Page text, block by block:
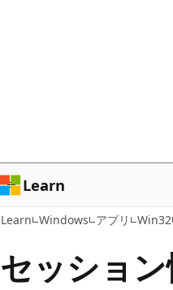
ン
ツ
に
ス
ッ
Learn
Learn Windows アプリ Win32
セッショ